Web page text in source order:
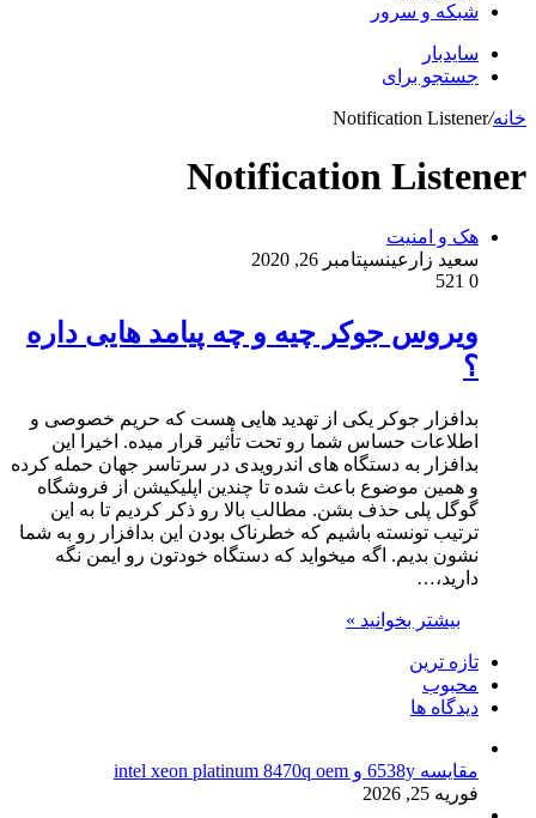
شبکه و سرور
سایدبار
جستجو برای
خانه/
Notification Listener
Notification Listener
هک و امنیت
سعید زارعینسپتامبر 26, 2020
0
ویروس جوکر چیه و چه پیامد هایی داره
؟
بدافزار جوکر یکی از تهدید هایی هست که حریم خصوصی و
اطلاعات حساس شما رو تحت تأثیر قرار میده. اخیرا این
بدافزار به دستگاه های اندرویدی در سرتاسر جهان حمله کرده
و همین موضوع باعث شده تا چندین اپلیکیشن از فروشگاه
گوگل پلی حذف بشن. مطالب بالا رو ذکر کردیم تا به این
ترتیب تونسته باشیم که خطرناک بودن این بدافزار رو به شما
نشون بدیم. اگه میخواید که دستگاه خودتون رو ایمن نگه
دارید،…
بیشتر بخوانید »
تازه ترین
محبوب
دیدگاه ها
مقایسه 6538y و intel xeon platinum 8470q oem
فوریه 25, 2026